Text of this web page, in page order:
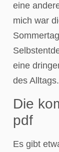
eine
mich war
eine
des Alltags.
Die
pdf
Es gibt